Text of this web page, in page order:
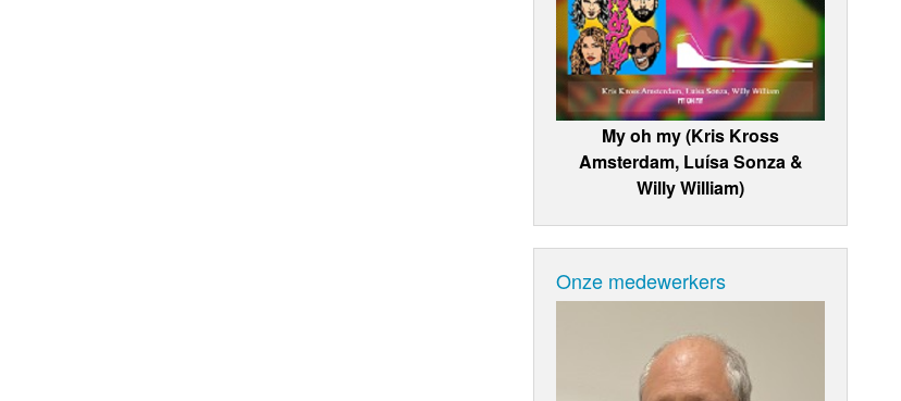
My oh my (Kris Kross
Amsterdam, Luísa Sonza &
Willy William)
Onze medewerkers